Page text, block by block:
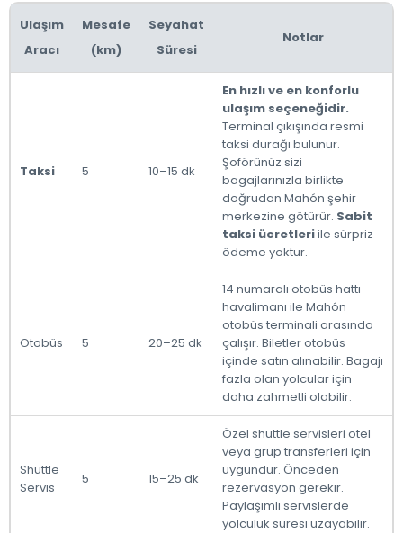
Ulaşım
Aracı
Mesafe
(km)
Seyahat
Süresi
Notlar
Taksi 5 10–15 dk
En hızlı ve en konforlu
ulaşım seçeneğidir.
Terminal çıkışında resmi
taksi durağı bulunur.
Şoförünüz sizi
bagajlarınızla birlikte
doğrudan Mahón şehir
merkezine götürür. Sabit
taksi ücretleriile sürpriz
ödeme yoktur.
Otobüs 5 20–25 dk
14 numaralı otobüs hattı
havalimanı ile Mahón
otobüs terminali arasında
çalışır. Biletler otobüs
içinde satın alınabilir. Bagajı
fazla olan yolcular için
daha zahmetli olabilir.
Shuttle
Servis
5 15–25 dk
Özel shuttle servisleri otel
veya grup transferleri için
uygundur. Önceden
rezervasyon gerekir.
Paylaşımlı servislerde
yolculuk süresi uzayabilir.